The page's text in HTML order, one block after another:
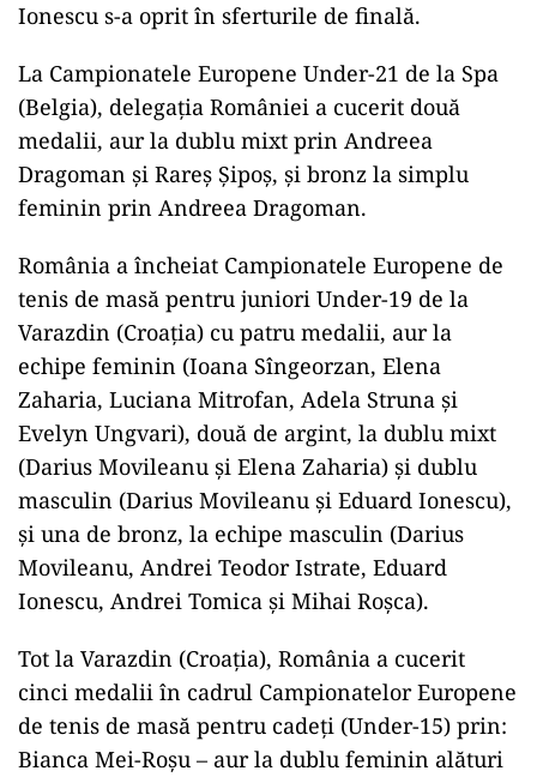
Ionescu s-a oprit în sferturile de finală.
La Campionatele Europene Under-21 de la Spa
(Belgia), delegaţia României a cucerit două
medalii, aur la dublu mixt prin Andreea
Dragoman şi Rareş Şipoş, şi bronz la simplu
feminin prin Andreea Dragoman.
România a încheiat Campionatele Europene de
tenis de masă pentru juniori Under-19 de la
Varazdin (Croaţia) cu patru medalii, aur la
echipe feminin (Ioana Sîngeorzan, Elena
Zaharia, Luciana Mitrofan, Adela Struna şi
Evelyn Ungvari), două de argint, la dublu mixt
(Darius Movileanu şi Elena Zaharia) şi dublu
masculin (Darius Movileanu şi Eduard Ionescu),
şi una de bronz, la echipe masculin (Darius
Movileanu, Andrei Teodor Istrate, Eduard
Ionescu, Andrei Tomica şi Mihai Roşca).
Tot la Varazdin (Croaţia), România a cucerit
cinci medalii în cadrul Campionatelor Europene
de tenis de masă pentru cadeţi (Under-15) prin:
Bianca Mei-Roşu – aur la dublu feminin alături